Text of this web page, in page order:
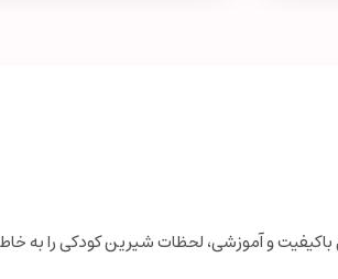
باکیفیت و آموزشی، لحظات شیرین کودکی را به